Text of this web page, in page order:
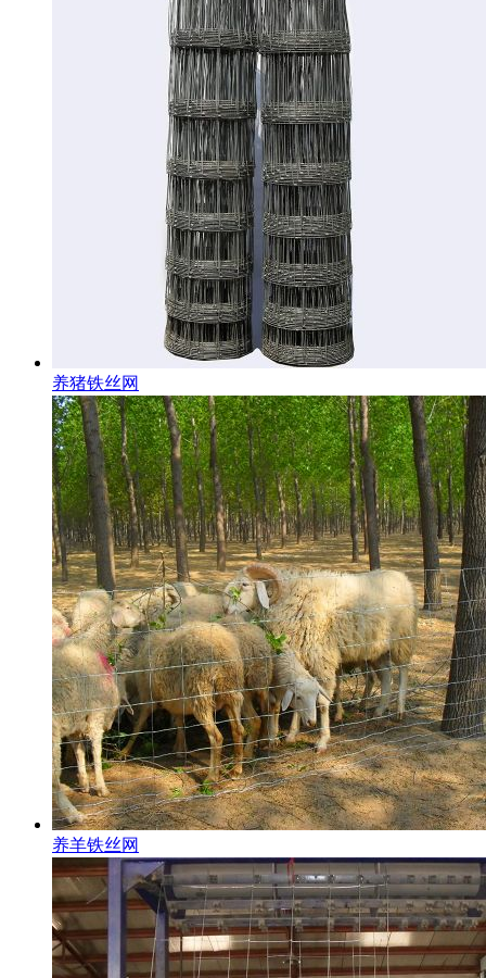
养猪铁丝网
养羊铁丝网